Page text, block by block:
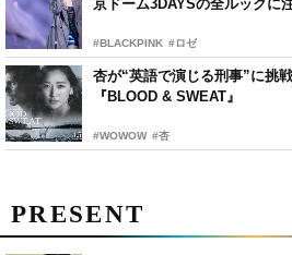
京ドーム3DAYSの全ルックに
#BLACKPINK #ロゼ
杏が“英語で演じる刑事”に挑
『BLOOD & SWEAT』
#WOWOW #杏
PRESENT